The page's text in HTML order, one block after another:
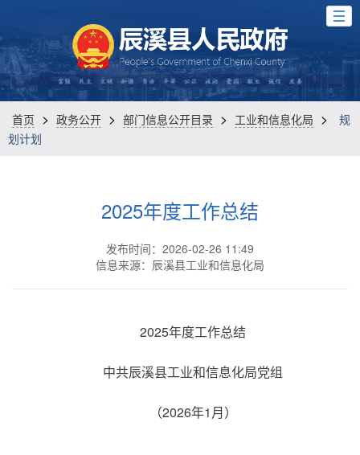
首页 > 政务公开 > 部门信息公开目录 > 工业和信息化局 >
规
划计划
2025年度工作总结
发布时间：2026-02-26 11:49
信息来源：辰溪县工业和信息化局
2025年度工作总结
中共辰溪县工业和信息化局党组
（2026年1月）